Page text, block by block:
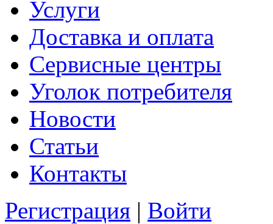
Услуги
Доставка и оплата
Сервисные центры
Уголок потребителя
Новости
Статьи
Контакты
Регистрация | Войти